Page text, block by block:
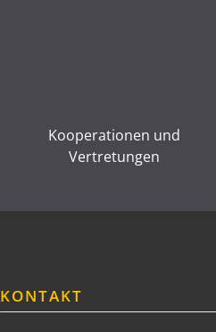
Kooperationen und
Vertretungen
KONTAKT